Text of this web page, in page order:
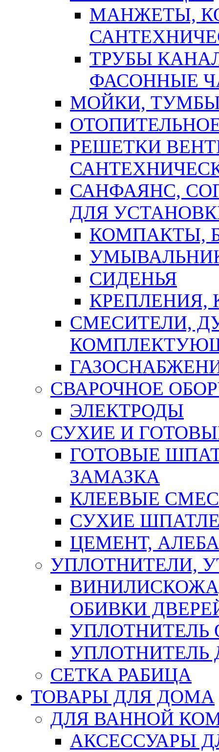
МАНЖЕТЫ,
ТРУБЫ
ФАСОННЫЕ
МОЙКИ,
РЕШЕТКИ
САНФАЯНС,
ДЛЯ
КОМПАКТЫ,
СИДЕНЬЯ
СМЕСИТЕЛИ,
СВАРОЧНОЕ
ЭЛЕКТРОДЫ
СУХИЕ И
ГОТОВЫЕ
ЗАМАЗКА
КЛЕЕВЫЕ
СУХИЕ
ЦЕМЕНТ,
УПЛОТНИТЕЛИ,
ОБИВКИ
УПЛОТНИТЕЛЬ
СЕТКА РАБИЦА
ТОВАРЫ ДЛЯ ДОМА
ДЛЯ ВАННОЙ
АКСЕССУАРЫ